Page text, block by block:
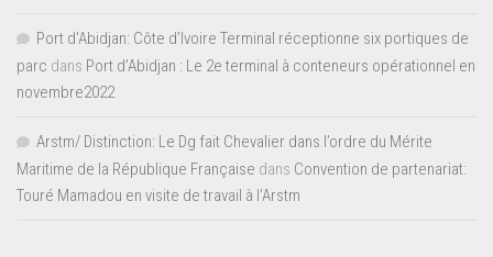
Port d'Abidjan: Côte d’Ivoire Terminal réceptionne six portiques de
parc dans Port d’Abidjan : Le 2e terminal à conteneurs opérationnel en
novembre2022
Arstm/ Distinction: Le Dg fait Chevalier dans l’ordre du Mérite
Maritime de la République Française dans Convention de partenariat:
Touré Mamadou en visite de travail à l’Arstm